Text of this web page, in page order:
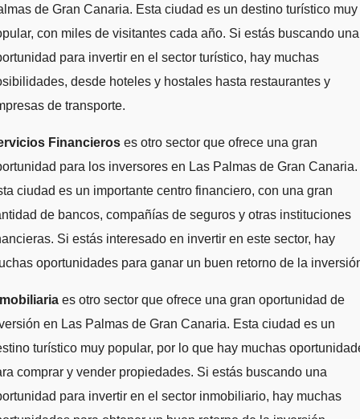
de Gran Canaria. Esta ciudad es un destino turístico muy
con miles de visitantes cada año. Si estás buscando una
para invertir en el sector turístico, hay muchas
desde hoteles y hostales hasta restaurantes y
de transporte.
Financieros es otro sector que ofrece una gran
para los inversores en Las Palmas de Gran Canaria.
ciudad es un importante centro financiero, con una gran
de bancos, compañías de seguros y otras instituciones
Si estás interesado en invertir en este sector, hay
oportunidades para ganar un buen retorno de la
es otro sector que ofrece una gran oportunidad de
en Las Palmas de Gran Canaria. Esta ciudad es un
turístico muy popular, por lo que hay muchas
comprar y vender propiedades. Si estás buscando una
para invertir en el sector inmobiliario, hay muchas